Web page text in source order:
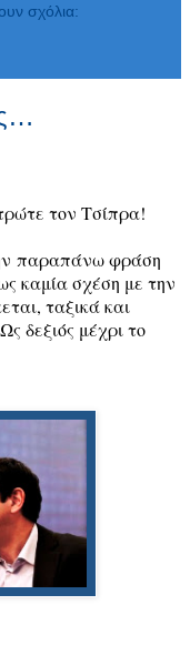
σχόλια:
τον Τσίπρα!
παραπάνω φράση
καμία σχέση με την
ταξικά και
δεξιός μέχρι το